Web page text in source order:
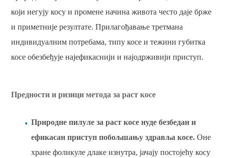
који негују косу и промене начина живота често даје брже
и приметније резултате. Прилагођавање третмана
индивидуалним потребама, типу косе и тежини губитка
косе обезбеђује најефикаснији и најодрживији приступ.
Предности и ризици метода за раст косе
Природне пилуле за раст косе нуде безбедан и
ефикасан приступ побољшању здравља косе. Оне
хране фоликуле длаке изнутра, јачају постојећу косу